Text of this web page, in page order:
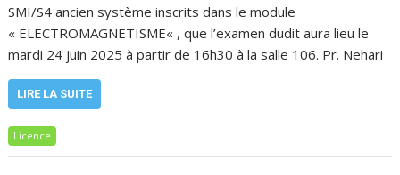
SMI/S4 ancien système inscrits dans le module
« ELECTROMAGNETISME« , que l’examen dudit aura lieu le
mardi 24 juin 2025 à partir de 16h30 à la salle 106. Pr. Nehari
LIRE LA SUITE
Licence